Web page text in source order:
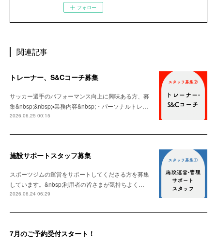
フォロー
関連記事
トレーナー、S&Cコーチ募集
サッカー選手のパフォーマンス向上に興味ある方、募
集&nbsp;&nbsp;▫️業務内容&nbsp;・パーソナルトレ…
2026.06.25 00:15
施設サポートスタッフ募集
スポーツジムの運営をサポートしてくださる方を募集
しています。&nbsp;利用者の皆さまが気持ちよく…
2026.06.24 06:29
7月のご予約受付スタート！